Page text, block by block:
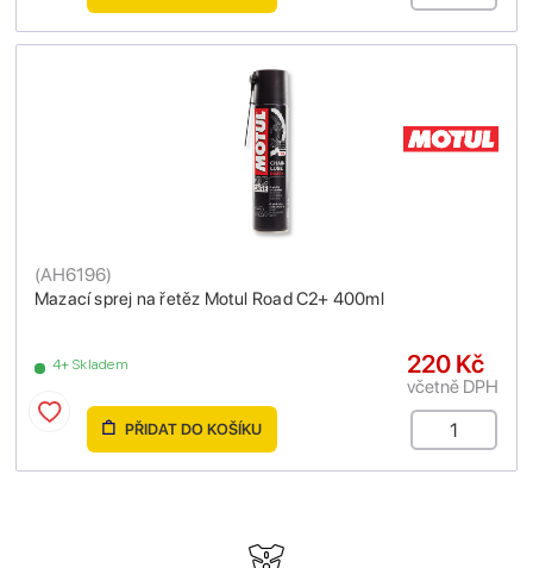
Mazací sprej na řetěz Motul Road C2+ 400ml
(AH6196)
4+ Skladem 220 Kč
včetně DPH
PŘIDAT DO KOŠÍKU